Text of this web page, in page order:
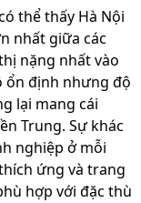
thể thấy Hà Nội
nhất giữa các
nặng nhất vào
ổn định nhưng độ
lại mang cái
Trung. Sự khác
nghiệp ở mỗi
ứng và trang
hợp với đặc thù